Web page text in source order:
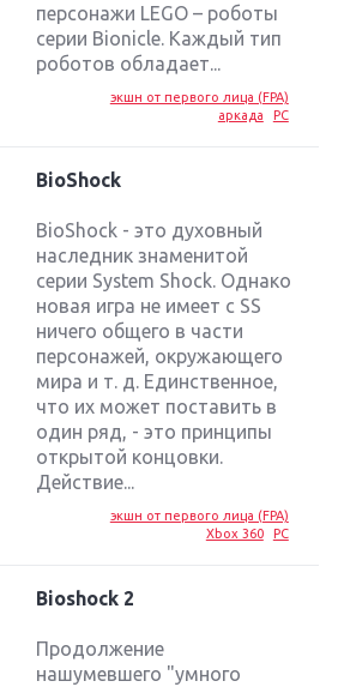
персонажи LEGO – роботы
серии Bionicle. Каждый тип
роботов обладает...
экшн от первого лица (FPA)
аркада
PC
BioShock
BioShock - это духовный
наследник знаменитой
серии System Shock. Однако
новая игра не имеет с SS
ничего общего в части
персонажей, окружающего
мира и т. д. Единственное,
что их может поставить в
один ряд, - это принципы
открытой концовки.
Действие...
экшн от первого лица (FPA)
Xbox 360
PC
Bioshock 2
Продолжение
нашумевшего "умного